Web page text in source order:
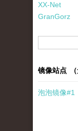
XX-Net
GranGorz
镜像站点 （
泡泡镜像#1